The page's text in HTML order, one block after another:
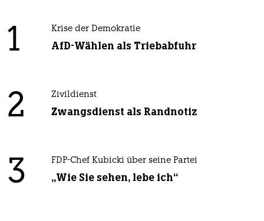
1 Krise der Demokratie
AfD-Wählen als Triebabfuhr
2 Zivildienst
Zwangsdienst als Randnotiz
3 FDP-Chef Kubicki über seine Partei
„Wie Sie sehen, lebe ich“